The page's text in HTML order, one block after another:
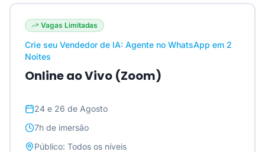
Vagas Limitadas
Crie seu Vendedor de IA: Agente no WhatsApp em 2
Noites
Online ao Vivo (Zoom)
24 e 26 de Agosto
7h de imersão
Público: Todos os níveis